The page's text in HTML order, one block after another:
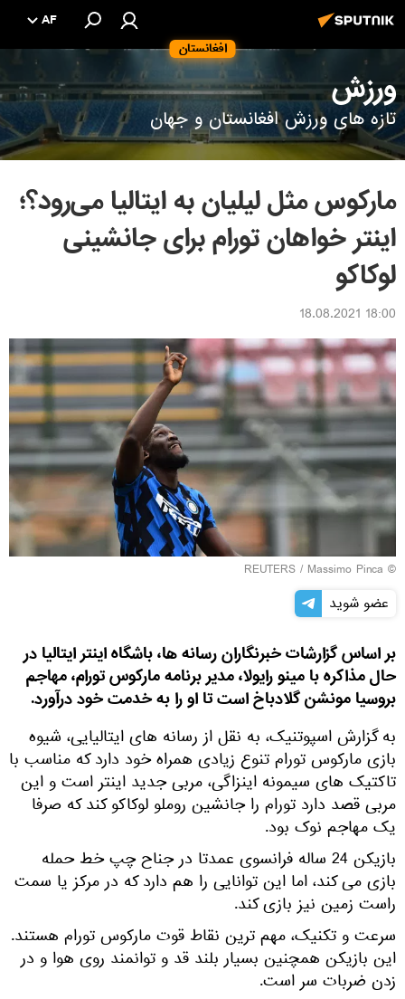
افغانستان
AF
ورزش
تازه های ورزش افغانستان و جهان
مارکوس مثل لیلیان به ایتالیا می‌رود؟؛
اینتر خواهان تورام برای جانشینی
لوکاکو
18:00 18.08.2021
©
REUTERS / Massimo Pinca
عضو شوید
بر اساس گزارشات خبرنگاران رسانه ها، باشگاه اینتر ایتالیا در
حال مذاکره با مینو رایولا، مدیر برنامه مارکوس تورام، مهاجم
بروسیا مونشن گلادباخ است تا او را به خدمت خود درآورد.
به گزارش اسپوتنیک، به نقل از رسانه های ایتالیایی، شیوه
بازی مارکوس تورام تنوع زیادی همراه خود دارد که مناسب با
تاکتیک های سیمونه اینزاگی، مربی جدید اینتر است و این
مربی قصد دارد تورام را جانشین روملو لوکاکو کند که صرفا
یک مهاجم نوک بود.
بازیکن 24 ساله فرانسوی عمدتا در جناح چپ خط حمله
بازی می کند، اما این توانایی را هم دارد که در مرکز یا سمت
راست زمین نیز بازی کند.
سرعت و تکنیک، مهم ترین نقاط قوت مارکوس تورام هستند.
این بازیکن همچنین بسیار بلند قد و توانمند روی هوا و در
زدن ضربات سر است.